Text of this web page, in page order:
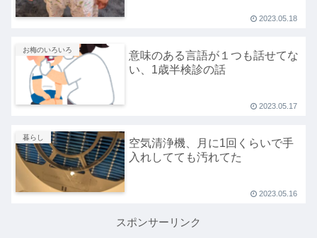
2023.05.18
お梅のいろいろ
意味のある言語が１つも話せてな
い、1歳半検診の話
2023.05.17
暮らし
空気清浄機、月に1回くらいで手
入れしてても汚れてた
2023.05.16
スポンサーリンク